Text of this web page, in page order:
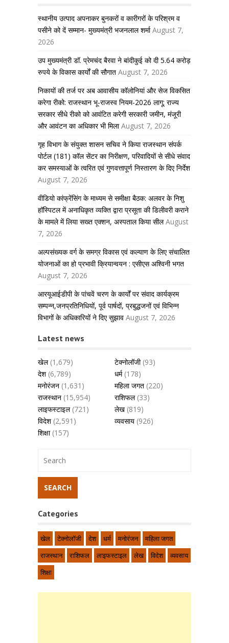
स्थानीय उत्पाद अपनाकर बुनकरों व कारीगरों के परिश्रम व
पसीने को दें सम्मान- मुख्यमंत्री भजनलाल शर्मा August 7,
2026
उप मुख्यमंत्री डॉ. प्रेमचंद बैरवा ने बांदीकुई को दी 5.64 करोड़
रुपये के विकास कार्यों की सौगात August 7, 2026
निकायों की तर्ज पर अब आवासीय कॉलोनियां और सेज विकसित
करेगा रीको: राजस्थान भू-राजस्व नियम-2026 लागू; राज्य
सरकार सीधे रीको को आवंटित करेगी सरकारी जमीन, मंजूरी
और आवंटन का अधिकार भी मिला August 7, 2026
गृह विभाग के संयुक्त शासन सचिव ने किया राजस्थान संपर्क
पोर्टल (181) कॉल सेंटर का निरीक्षण, परिवादियों से सीधे संवाद
कर समस्याओं के त्वरित एवं गुणवत्तापूर्ण निस्तारण के दिए निर्देश
August 7, 2026
वीडियो कांफ्रेंसिंग के माध्यम से समीक्षा बैठक: अलवर के निशु
हॉस्पिटल में अनाधिकृत व्यक्ति द्वारा प्रसूता की डिलीवरी कराने
के मामले में लिया सख्त एक्शन, अस्पताल किया सील August
7, 2026
अल्पसंख्यक वर्ग के समग्र विकास एवं कल्याण के लिए संचालित
योजनाओं का हो प्रभावी क्रियान्वयन : एसीएस अश्विनी भगत
August 7, 2026
आरयूआईडीपी के पांचवें चरण के कार्यों पर संवाद कार्यक्रम
सम्पन्न,जनप्रतिनिधियों, पूर्व पार्षदों, प्रबुद्धजनों एवं विभिन्न
विभागों के अधिकारियों ने दिए सुझाव August 7, 2026
Latest news
खेल(1,679) टेक्नोलॉजी(93)
देश(6,789) धर्म(178)
मनोरंजन (1,631) महिला जगत (220)
राजस्थान (15,954) राशिफल(33)
लाइफस्टाइल(721) लेख (819)
विदेश(2,591) व्यवसाय (926)
शिक्षा(157)
Categories
खेल टेक्नोलॉजी देश धर्म मनोरंजन
महिला जगत
राजस्थान
राशिफल लाइफस्टाइल लेख विदेश
व्यवसाय
शिक्षा